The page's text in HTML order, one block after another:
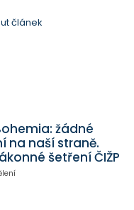
článek
žádné
na naší straně.
šetření ČIŽP